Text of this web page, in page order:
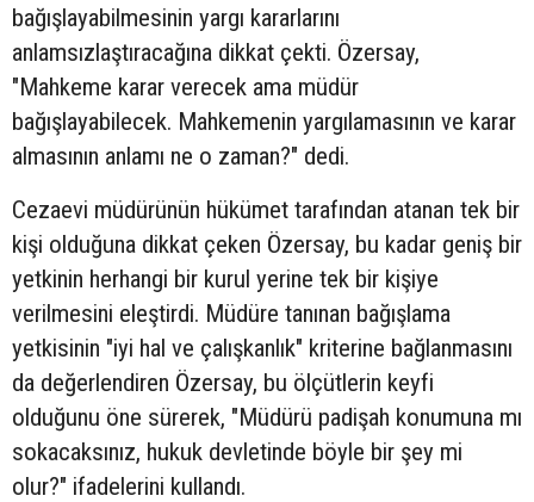
bağışlayabilmesinin yargı kararlarını
anlamsızlaştıracağına dikkat çekti. Özersay,
"Mahkeme karar verecek ama müdür
bağışlayabilecek. Mahkemenin yargılamasının ve karar
almasının anlamı ne o zaman?" dedi.
Cezaevi müdürünün hükümet tarafından atanan tek bir
kişi olduğuna dikkat çeken Özersay, bu kadar geniş bir
yetkinin herhangi bir kurul yerine tek bir kişiye
verilmesini eleştirdi. Müdüre tanınan bağışlama
yetkisinin "iyi hal ve çalışkanlık" kriterine bağlanmasını
da değerlendiren Özersay, bu ölçütlerin keyfi
olduğunu öne sürerek, "Müdürü padişah konumuna mı
sokacaksınız, hukuk devletinde böyle bir şey mi
olur?" ifadelerini kullandı.